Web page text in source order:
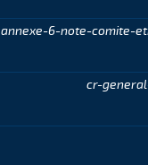
annexe-6-note-comite-
cr-